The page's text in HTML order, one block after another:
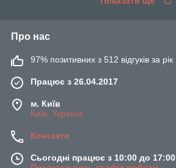
Про нас
97% позитивних з 512 відгуків за рік
Працює з 26.04.2017
м. Київ
Київ, Україна
Контакти
Сьогодні працює з 10:00 до 17:00